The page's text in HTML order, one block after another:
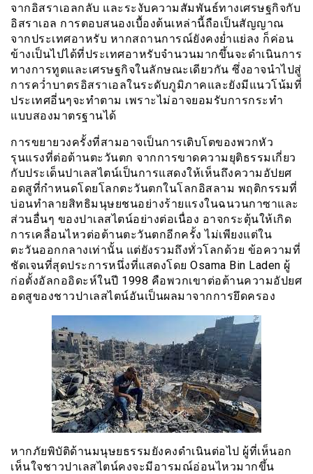
จากอิสราเอลกลับ และระงับความสัมพันธ์ทางเศรษฐกิจกับ
อิสราเอล การตอบสนองเบื้องต้นเหล่านี้ถือเป็นสัญญาณ
จากประเทศอาหรับ หากสถานการณ์ยังคงย่ำแย่ลง ก็ค่อน
ข้างเป็นไปได้ที่ประเทศอาหรับจำนวนมากขึ้นจะดำเนินการ
ทางการทูตและเศรษฐกิจในลักษณะเดียวกัน ซึ่งอาจนำไปสู่
การคว่ำบาตรอิสราเอลในระดับภูมิภาคและยังมีแนวโน้มที่
ประเทศอี่นๆจะทำตาม เพราะไม่อาจยอมรับการกระทำ
แบบสองมาตรฐานได้
การขยายวงครั้งที่สามอาจเป็นการเติบโตของพวกหัว
รุนแรงที่ต่อต้านตะวันตก จากการขาดความยุติธรรมเกี่ยว
กับประเด็นปาเลสไตน์เป็นการแสดงให้เห็นถึงความอัปยศ
อดสูที่กำหนดโดยโลกตะวันตกในโลกอิสลาม พฤติกรรมที่
บ่อนทำลายสิทธิมนุษยชนอย่างร้ายแรงในฉนวนกาซาและ
ส่วนอื่นๆ ของปาเลสไตน์อย่างต่อเนื่อง อาจกระตุ้นให้เกิด
การเคลื่อนไหวต่อต้านตะวันตกอีกครั้ง ไม่เพียงแต่ใน
ตะวันออกกลางเท่านั้น แต่ยังรวมถึงทั่วโลกด้วย ข้อความที่
ชัดเจนที่สุดประการหนึ่งที่แสดงโดย Osama Bin Laden ผู้
ก่อตั้งอัลกออิดะห์ในปี 1998 คือพวกเขาต่อต้านความอัปยศ
อดสูของชาวปาเลสไตน์อันเป็นผลมาจากการยึดครอง
หากภัยพิบัติด้านมนุษยธรรมยังคงดำเนินต่อไป ผู้ที่เห็นอก
เห็นใจชาวปาเลสไตน์คงจะมีอารมณ์อ่อนไหวมากขึ้น